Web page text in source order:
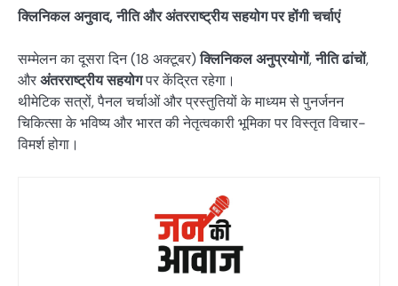
क्लिनिकल अनुवाद, नीति और अंतरराष्ट्रीय सहयोग पर होंगी चर्चाएं
सम्मेलन का दूसरा दिन (18 अक्टूबर)क्लिनिकल अनुप्रयोगों,नीति ढांचों,
औरअंतरराष्ट्रीय सहयोगपर केंद्रित रहेगा।
थीमेटिक सत्रों, पैनल चर्चाओं और प्रस्तुतियों के माध्यम से पुनर्जनन
चिकित्सा के भविष्य और भारत की नेतृत्वकारी भूमिका पर विस्तृत विचार-
विमर्श होगा।